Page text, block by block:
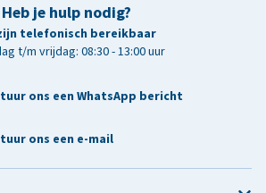
Heb je hulp nodig?
telefonisch bereikbaar
t/m vrijdag: 08:30 - 13:00 uur
ons een WhatsApp bericht
ons een e-mail